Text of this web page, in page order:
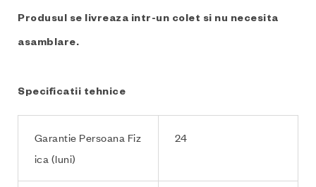
Produsul se livreaza intr-un colet si nu necesita
asamblare.
Specificatii tehnice
Garantie Persoana Fiz
ica (luni)
24